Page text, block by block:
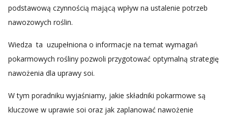
podstawową czynnością mającą wpływ na ustalenie potrzeb
nawozowych roślin.
Wiedza ta uzupełniona o informacje na temat wymagań
pokarmowych rośliny pozwoli przygotować optymalną strategię
nawożenia dla uprawy soi.
W tym poradniku wyjaśniamy, jakie składniki pokarmowe są
kluczowe w uprawie soi oraz jak zaplanować nawożenie